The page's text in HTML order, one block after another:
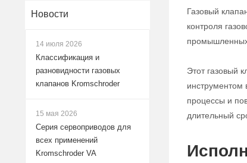
Газовый
контроля
Этот газовый
инструментом
процессы и
длительный
Новости
14 июля 2026
Классификация и
разновидности газовых
клапанов Kromschroder
15 мая 2026
Серия сервоприводов для
всех применений
Kromschroder VA